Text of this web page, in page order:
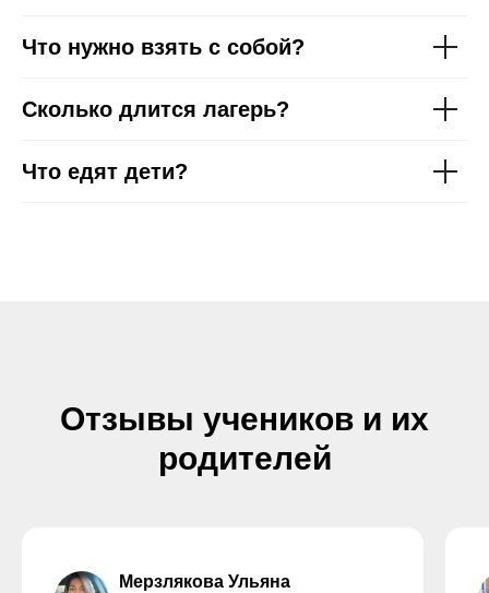
Что нужно взять с собой?
Сколько длится лагерь?
Что едят дети?
Отзывы учеников и их
родителей
Мерзлякова Ульяна